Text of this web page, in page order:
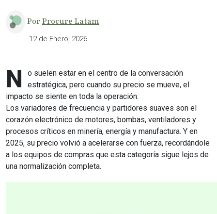
PorProcure Latam
12 de Enero, 2026
N
o suelen estar en el centro de la conversación
estratégica, pero cuando su precio se mueve, el
impacto se siente en toda la operación.
Los variadores de frecuencia y partidores suaves son el
corazón electrónico de motores, bombas, ventiladores y
procesos críticos en minería, energía y manufactura. Y en
2025, su precio volvió a acelerarse con fuerza, recordándole
a los equipos de compras que esta categoría sigue lejos de
una normalización completa.